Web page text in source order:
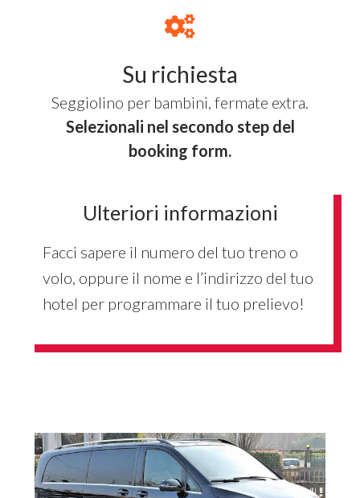
Su richiesta
Seggiolino per bambini, fermate extra.
Selezionali nel secondo step del
booking form.
Ulteriori informazioni
Facci sapere il numero del tuo treno o
volo, oppure il nome e l’indirizzo del tuo
hotel per programmare il tuo prelievo!